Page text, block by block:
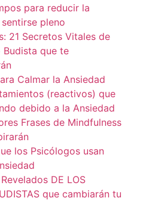
para reducir la
pleno
21 Secretos Vitales de
Budista que te
Calmar la Ansiedad
(reactivos) que
debido a la Ansiedad
Frases de Mindfulness
los Psicólogos usan
DE LOS
que cambiarán tu